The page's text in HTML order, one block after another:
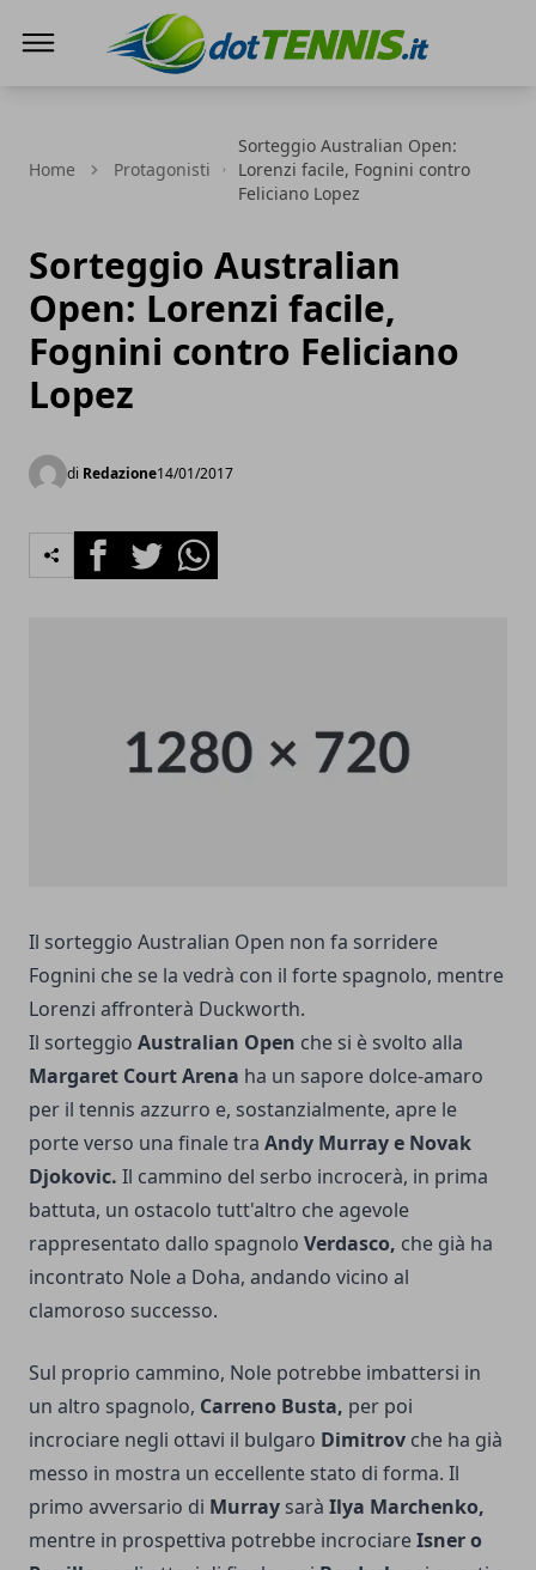
Home Protagonisti
Sorteggio Australian Open:
Lorenzi facile, Fognini contro
Feliciano Lopez
Sorteggio Australian
Open: Lorenzi facile,
Fognini contro Feliciano
Lopez
di Redazione14/01/2017
FacebookTwitterWhatsapp
Il sorteggio Australian Open non fa sorridere
Fognini che se la vedrà con il forte spagnolo, mentre
Lorenzi affronterà Duckworth.
Il sorteggio Australian Open che si è svolto alla
Margaret Court Arena ha un sapore dolce-amaro
per il tennis azzurro e, sostanzialmente, apre le
porte verso una finale tra Andy Murray e Novak
Djokovic. Il cammino del serbo incrocerà, in prima
battuta, un ostacolo tutt'altro che agevole
rappresentato dallo spagnolo Verdasco, che già ha
incontrato Nole a Doha, andando vicino al
clamoroso successo.
Sul proprio cammino, Nole potrebbe imbattersi in
un altro spagnolo, Carreno Busta, per poi
incrociare negli ottavi il bulgaro Dimitrov che ha già
messo in mostra un eccellente stato di forma. Il
primo avversario di Murray sarà Ilya Marchenko,
mentre in prospettiva potrebbe incrociareIsner o